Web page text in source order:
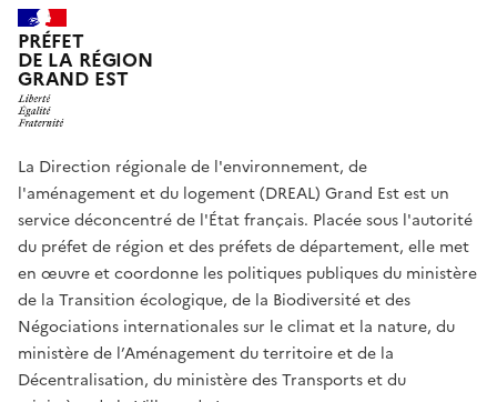
PRÉFET
DE LA RÉGION
GRAND EST
La Direction régionale de l'environnement, de
l'aménagement et du logement (DREAL) Grand Est est un
service déconcentré de l'État français. Placée sous l'autorité
du préfet de région et des préfets de département, elle met
en œuvre et coordonne les politiques publiques du ministère
de la Transition écologique, de la Biodiversité et des
Négociations internationales sur le climat et la nature, du
ministère de l’Aménagement du territoire et de la
Décentralisation, du ministère des Transports et du